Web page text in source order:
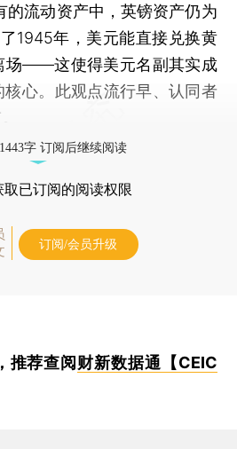
的流动资产中，英镑资产仍为
1945年，美元能直接兑换黄
场——这使得美元名副其实成
心。此观点流行早、认同者
字 订阅后继续阅读
取已订阅的阅读权限
订阅/会员升级
推荐查阅财新数据通【CEIC